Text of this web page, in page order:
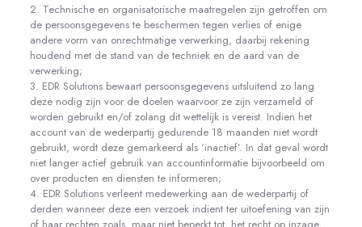
2. Technische en organisatorische maatregelen zijn getroffen om
de persoonsgegevens te beschermen tegen verlies of enige
andere vorm van onrechtmatige verwerking, daarbij rekening
houdend met de stand van de techniek en de aard van de
verwerking;
3. EDR Solutions bewaart persoonsgegevens uitsluitend zo lang
deze nodig zijn voor de doelen waarvoor ze zijn verzameld of
worden gebruikt en/of zolang dit wettelijk is vereist. Indien het
account van de wederpartij gedurende 18 maanden niet wordt
gebruikt, wordt deze gemarkeerd als ‘inactief’. In dat geval wordt
niet langer actief gebruik van accountinformatie bijvoorbeeld om
over producten en diensten te informeren;
4. EDR Solutions verleent medewerking aan de wederpartij of
derden wanneer deze een verzoek indient ter uitoefening van zijn